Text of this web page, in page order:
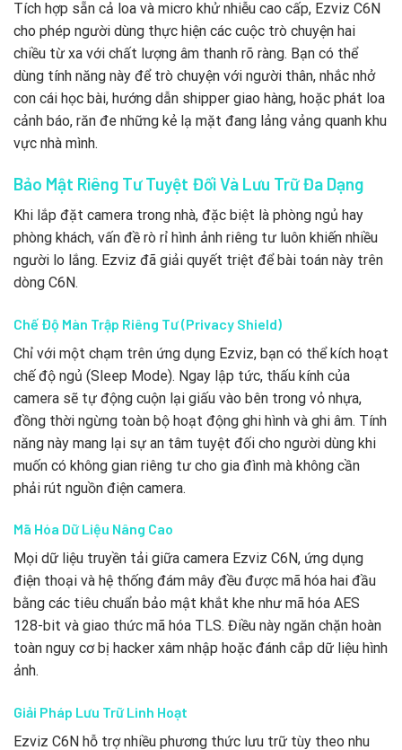
Tích hợp sẵn cả loa và micro khử nhiễu cao cấp, Ezviz C6N
cho phép người dùng thực hiện các cuộc trò chuyện hai
chiều từ xa với chất lượng âm thanh rõ ràng. Bạn có thể
dùng tính năng này để trò chuyện với người thân, nhắc nhở
con cái học bài, hướng dẫn shipper giao hàng, hoặc phát loa
cảnh báo, răn đe những kẻ lạ mặt đang lảng vảng quanh khu
vực nhà mình.
Bảo Mật Riêng Tư Tuyệt Đối Và Lưu Trữ Đa Dạng
Khi lắp đặt camera trong nhà, đặc biệt là phòng ngủ hay
phòng khách, vấn đề rò rỉ hình ảnh riêng tư luôn khiến nhiều
người lo lắng. Ezviz đã giải quyết triệt để bài toán này trên
dòng C6N.
Chế Độ Màn Trập Riêng Tư (Privacy Shield)
Chỉ với một chạm trên ứng dụng Ezviz, bạn có thể kích hoạt
chế độ ngủ (Sleep Mode). Ngay lập tức, thấu kính của
camera sẽ tự động cuộn lại giấu vào bên trong vỏ nhựa,
đồng thời ngừng toàn bộ hoạt động ghi hình và ghi âm. Tính
năng này mang lại sự an tâm tuyệt đối cho người dùng khi
muốn có không gian riêng tư cho gia đình mà không cần
phải rút nguồn điện camera.
Mã Hóa Dữ Liệu Nâng Cao
Mọi dữ liệu truyền tải giữa camera Ezviz C6N, ứng dụng
điện thoại và hệ thống đám mây đều được mã hóa hai đầu
bằng các tiêu chuẩn bảo mật khắt khe như mã hóa AES
128-bit và giao thức mã hóa TLS. Điều này ngăn chặn hoàn
toàn nguy cơ bị hacker xâm nhập hoặc đánh cắp dữ liệu hình
ảnh.
Giải Pháp Lưu Trữ Linh Hoạt
Ezviz C6N hỗ trợ nhiều phương thức lưu trữ tùy theo nhu